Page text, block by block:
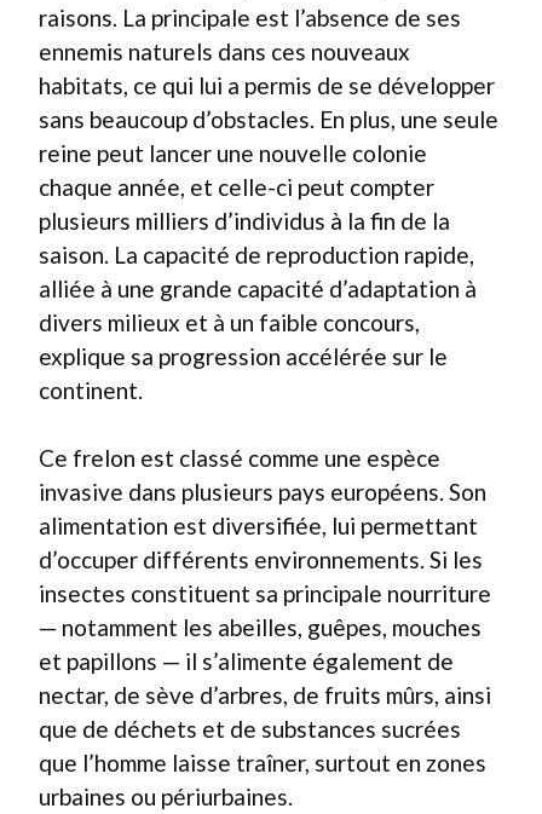
raisons. La principale est l’absence de ses
ennemis naturels dans ces nouveaux
habitats, ce qui lui a permis de se développer
sans beaucoup d’obstacles. En plus, une seule
reine peut lancer une nouvelle colonie
chaque année, et celle-ci peut compter
plusieurs milliers d’individus à la fin de la
saison. La capacité de reproduction rapide,
alliée à une grande capacité d’adaptation à
divers milieux et à un faible concours,
explique sa progression accélérée sur le
continent.
Ce frelon est classé comme une espèce
invasive dans plusieurs pays européens. Son
alimentation est diversifiée, lui permettant
d’occuper différents environnements. Si les
insectes constituent sa principale nourriture
— notamment les abeilles, guêpes, mouches
et papillons — il s’alimente également de
nectar, de sève d’arbres, de fruits mûrs, ainsi
que de déchets et de substances sucrées
que l’homme laisse traîner, surtout en zones
urbaines ou périurbaines.